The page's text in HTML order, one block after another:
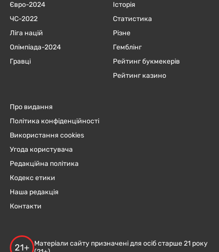
Євро-2024
ЧC-2022
Ліга націй
Олімпіада-2024
Гравці
Історія
Статистика
Різне
Гемблінг
Рейтинг букмекерів
Рейтинг казино
Про видання
Політика конфіденційності
Використання cookies
Угода користувача
Редакційна політика
Кодекс етики
Наша редакція
Контакти
21+
Матеріали сайту призначені для осіб старше 21 року